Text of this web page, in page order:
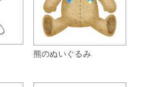
熊のぬいぐるみ